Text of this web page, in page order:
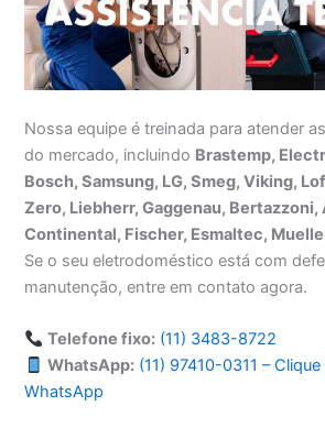
Nossa equipe é treinada para atender
do mercado, incluindo Brastemp,
Bosch, Samsung, LG, Smeg, Viking,
Zero, Liebherr, Gaggenau, Bertazzoni,
Continental, Fischer, Esmaltec,
Se o seu eletrodoméstico está com
manutenção, entre em contato agora.
Telefone fixo: (11) 3483-8722
WhatsApp: (11) 97410-0311 –
WhatsApp